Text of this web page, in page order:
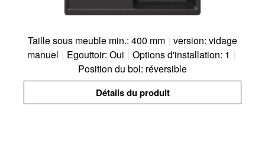
Taille sous meuble min.: 400 mm | version: vidage
manuel | Egouttoir: Oui | Options d'installation: 1 |
Position du bol: réversible
Détails du produit